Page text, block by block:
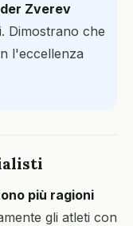
Zverev
Dimostrano che
l'eccellenza
più ragioni
gli atleti con